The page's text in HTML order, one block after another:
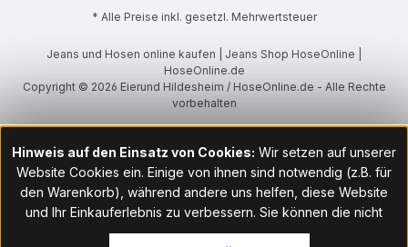
* Alle Preise inkl. gesetzl. Mehrwertsteuer
Jeans und Hosen online kaufen | Jeans Shop HoseOnline |
HoseOnline.de
Copyright © 2026 Eierund Hildesheim / HoseOnline.de - Alle Rechte
vorbehalten
Hinweis auf den Einsatz von Cookies: Wir setzen auf unserer
Website Cookies ein. Einige von ihnen sind notwendig (z.B. für
den Warenkorb), während andere uns helfen, diese Website
und Ihr Einkauferlebnis zu verbessern. Sie können die nicht
notwendigen Cookies mit Klick auf „OK“ akzeptieren oder per